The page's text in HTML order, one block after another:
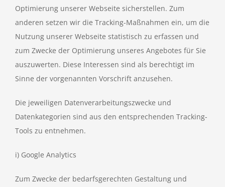
Optimierung unserer Webseite sicherstellen. Zum
anderen setzen wir die Tracking-Maßnahmen ein, um die
Nutzung unserer Webseite statistisch zu erfassen und
zum Zwecke der Optimierung unseres Angebotes für Sie
auszuwerten. Diese Interessen sind als berechtigt im
Sinne der vorgenannten Vorschrift anzusehen.
Die jeweiligen Datenverarbeitungszwecke und
Datenkategorien sind aus den entsprechenden Tracking-
Tools zu entnehmen.
i) Google Analytics
Zum Zwecke der bedarfsgerechten Gestaltung und